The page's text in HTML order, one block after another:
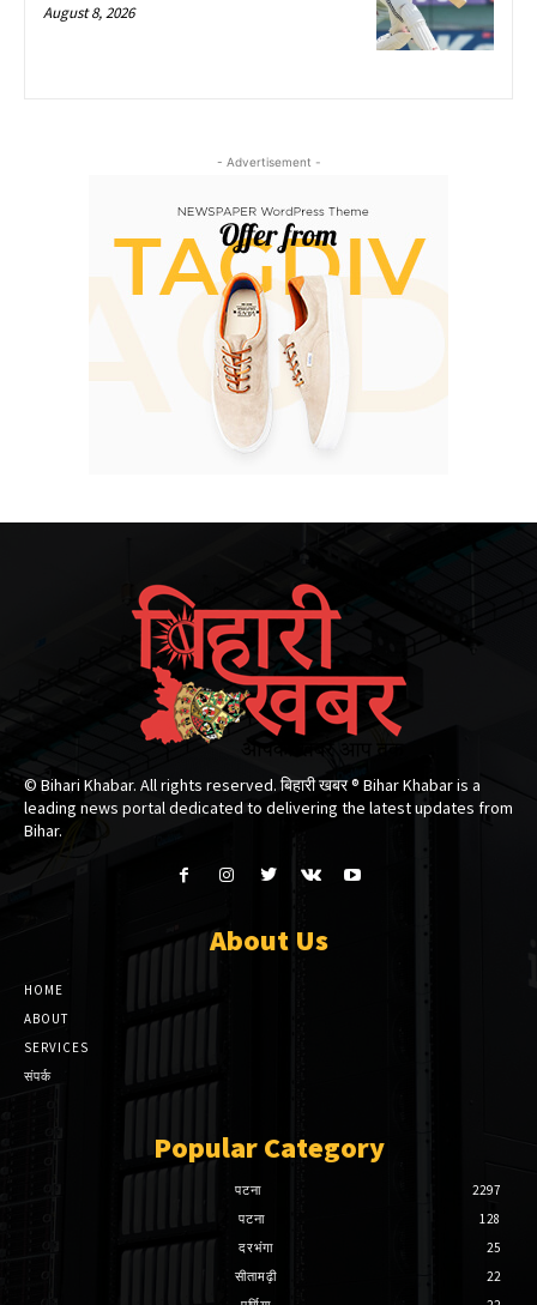
August 8, 2026
- Advertisement -
© Bihari Khabar. All rights reserved. बिहारी खबर ®​ Bihar Khabar is a
leading news portal dedicated to delivering the latest updates from
Bihar.
About Us
HOME
ABOUT
SERVICES
संपर्क
Popular Category
पटना
2297
पटना
128
दरभंगा
25
सीतामढ़ी
22